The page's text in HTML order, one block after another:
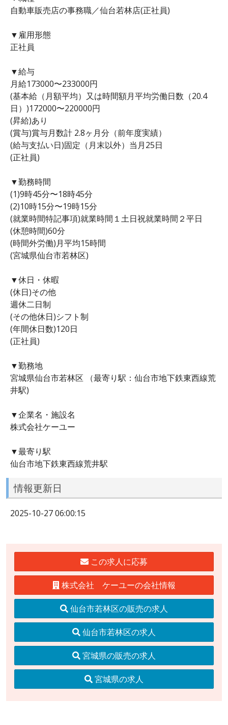
自動車販売店の事務職／仙台若林店(正社員)
▼雇用形態
正社員
▼給与
月給173000〜233000円
(基本給（月額平均）又は時間額月平均労働日数（20.4
日）)172000〜220000円
(昇給)あり
(賞与)賞与月数計 2.8ヶ月分（前年度実績）
(給与支払い日)固定（月末以外）当月25日
(正社員)
▼勤務時間
(1)9時45分〜18時45分
(2)10時15分〜19時15分
(就業時間特記事項)就業時間１土日祝就業時間２平日
(休憩時間)60分
(時間外労働)月平均15時間
(宮城県仙台市若林区)
▼休日・休暇
(休日)その他
週休二日制
(その他休日)シフト制
(年間休日数)120日
(正社員)
▼勤務地
宮城県仙台市若林区 （最寄り駅：仙台市地下鉄東西線荒
井駅)
▼企業名・施設名
株式会社ケーユー
▼最寄り駅
仙台市地下鉄東西線荒井駅
情報更新日
2025-10-27 06:00:15
この求人に応募
株式会社 ケーユーの会社情報
仙台市若林区の販売の求人
仙台市若林区の求人
宮城県の販売の求人
宮城県の求人